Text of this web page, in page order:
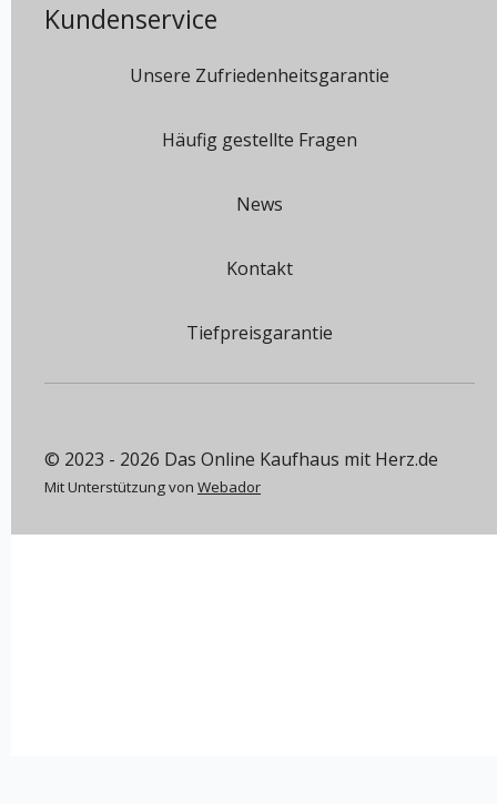
Kundenservice
Unsere Zufriedenheitsgarantie
Häufig gestellte Fragen
News
Kontakt
Tiefpreisgarantie
© 2023 - 2026 Das Online Kaufhaus mit Herz.de
Mit Unterstützung von Webador